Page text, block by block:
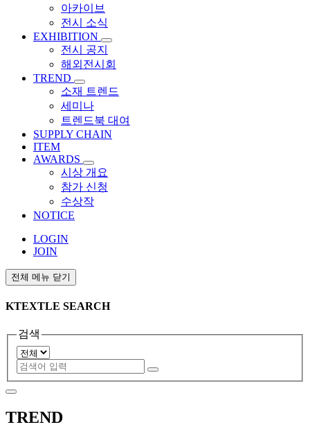
아카이브
전시 소식
EXHIBITION
전시 공지
해외전시회
TREND
소재 트렌드
세미나
트렌드북 대여
SUPPLY CHAIN
ITEM
AWARDS
시상 개요
참가 신청
수상작
NOTICE
LOGIN
JOIN
전체 메뉴 닫기
KTEXTLE SEARCH
검색
TREND